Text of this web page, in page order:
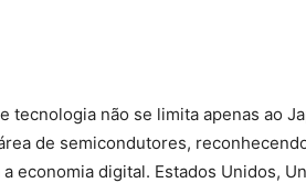
tecnologia não se limita apenas ao
de semicondutores,
economia digital. Estados Unidos,